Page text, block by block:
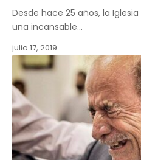
Desde hace 25 años, la
una incansable…
julio 17, 2019